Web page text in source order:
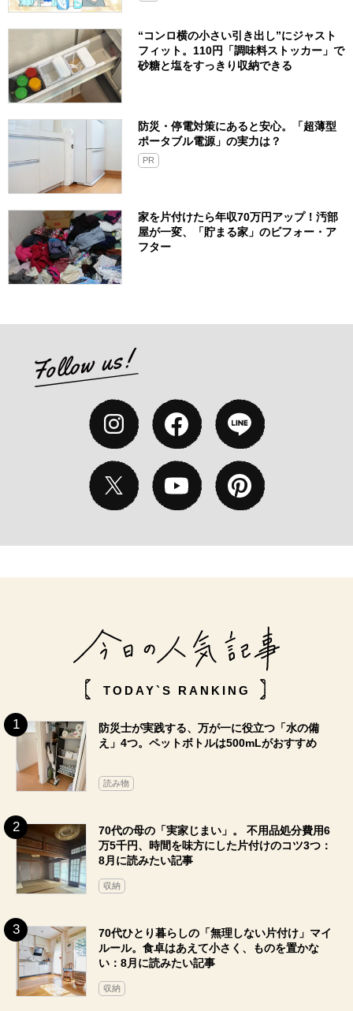
“コンロ横の小さい引き出し”にジャスト
フィット。110円「調味料ストッカー」で
砂糖と塩をすっきり収納できる
防災・停電対策にあると安心。「超薄型
ポータブル電源」の実力は？​
PR
家を片付けたら年収70万円アップ！汚部
屋が一変、「貯まる家」のビフォー・ア
フター
TODAY`S RANKING
防災士が実践する、万が一に役立つ「水の備
え」4つ。ペットボトルは500mLがおすすめ
読み物
70代の母の「実家じまい」。 不用品処分費用6
万5千円、時間を味方にした片付けのコツ3つ：
8月に読みたい記事
収納
70代ひとり暮らしの「無理しない片付け」マイ
ルール。食卓はあえて小さく、ものを置かな
い：8月に読みたい記事
収納